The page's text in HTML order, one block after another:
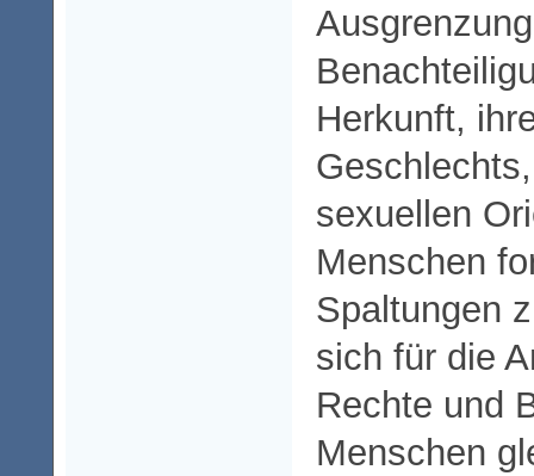
Herkunft,
sexuellen
Menschen
Spaltungen
sich für die
Rechte und
Menschen